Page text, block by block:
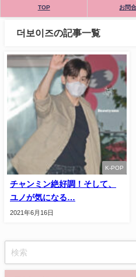
TOP お問
더보이즈の記事一覧
K-POP
チャンミン絶好調！そして、
ユノが気になる…
2021年6月16日